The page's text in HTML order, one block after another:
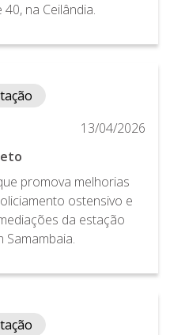
na Ceilândia.
13/04/2026
promova melhorias
ostensivo e
da estação
Samambaia.